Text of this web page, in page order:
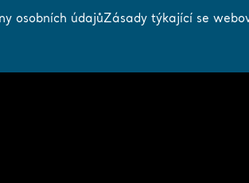
osobních údajůZásady týkající se